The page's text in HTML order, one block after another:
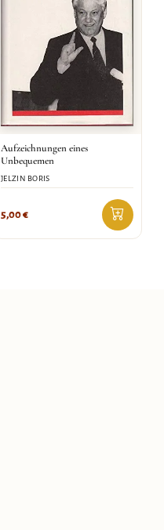
Aufzeichnungen eines
Unbequemen
JELZIN BORIS
5,00€